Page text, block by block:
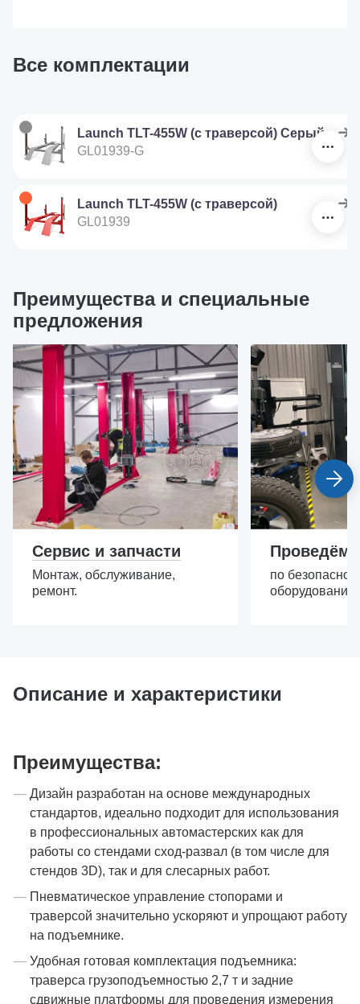
Все комплектации
Launch TLT-455W (с траверсой) Серый
GL01939-G
Launch TLT-455W (с траверсой)
GL01939
Преимущества и специальные
предложения
Сервис и запчасти
Монтаж, обслуживание,
ремонт.
Проведём
по
оборудовании.
Описание и характеристики
Преимущества:
Дизайн разработан на основе международных
стандартов, идеально подходит для использования
в профессиональных автомастерских как для
работы со стендами сход-развал (в том числе для
стендов 3D), так и для слесарных работ.
Пневматическое управление стопорами и
траверсой значительно ускоряют и упрощают работу
на подъемнике.
Удобная готовая комплектация подъемника:
траверса грузоподъемностью 2,7 т и задние
сдвижные платформы для проведения измерения